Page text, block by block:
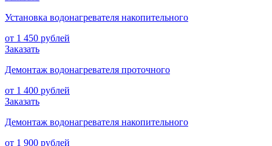
Установка водонагревателя накопительного
от 1 450 рублей
Заказать
Демонтаж водонагревателя проточного
от 1 400 рублей
Заказать
Демонтаж водонагревателя накопительного
от 1 900 рублей